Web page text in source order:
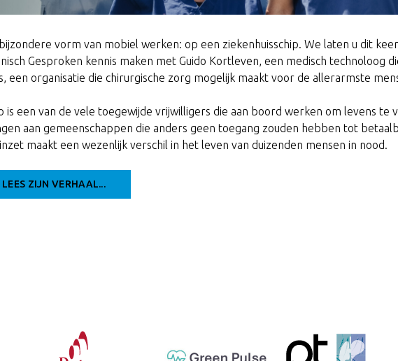
vorm van mobiel werken: op een ziekenhuisschip. We laten u dit
Gesproken kennis maken met Guido Kortleven, een medisch technoloog
een organisatie die chirurgische zorg mogelijk maakt voor de allerarmste
is een van de vele toegewijde vrijwilligers die aan boord werken om levens te
aan gemeenschappen die anders geen toegang zouden hebben tot
maakt een wezenlijk verschil in het leven van duizenden mensen in nood.
LEES ZIJN VERHAAL...